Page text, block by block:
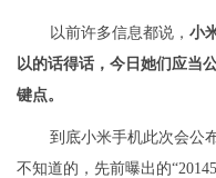
以前许多信息都说， 小
以的话得话，今日她们应当
键点。
到底小米手机此次会公
不知道的，先前曝出的